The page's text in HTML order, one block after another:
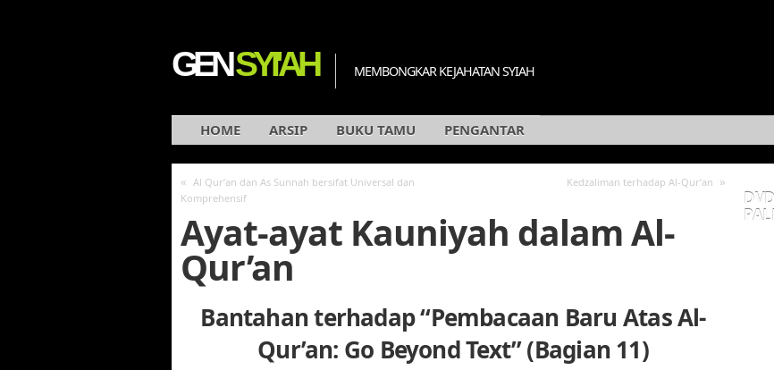
GENSYI'AH MEMBONGKAR KEJAHATAN SYIAH
HOME ARSIP BUKU TAMU PENGANTAR
« Al Qur’an dan As Sunnah bersifat Universal dan
Komprehensif
Kedzaliman terhadap Al-Qur’an »
Ayat-ayat Kauniyah dalam Al-
Qur’an
Bantahan terhadap “Pembacaan Baru Atas Al-
Qur’an: Go Beyond Text” (Bagian 11)